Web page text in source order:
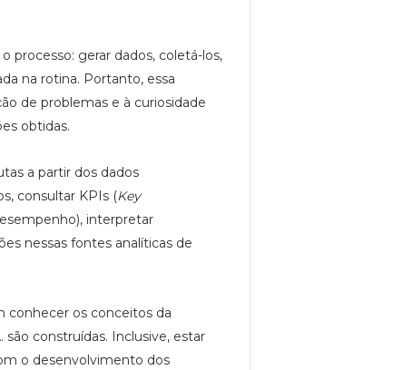
processo: gerar dados, coletá-los,
na rotina. Portanto, essa
de problemas e à curiosidade
obtidas.
a partir dos dados
consultar KPIs (Key
interpretar
nessas fontes analíticas de
conhecer os conceitos da
construídas. Inclusive, estar
o desenvolvimento dos